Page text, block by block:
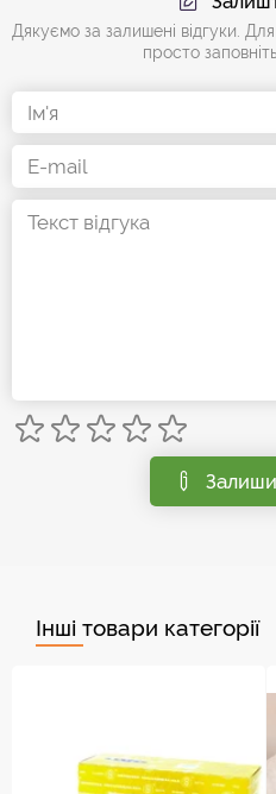
Дякуємо за залишені відгуки.
просто
Інші товари категорії